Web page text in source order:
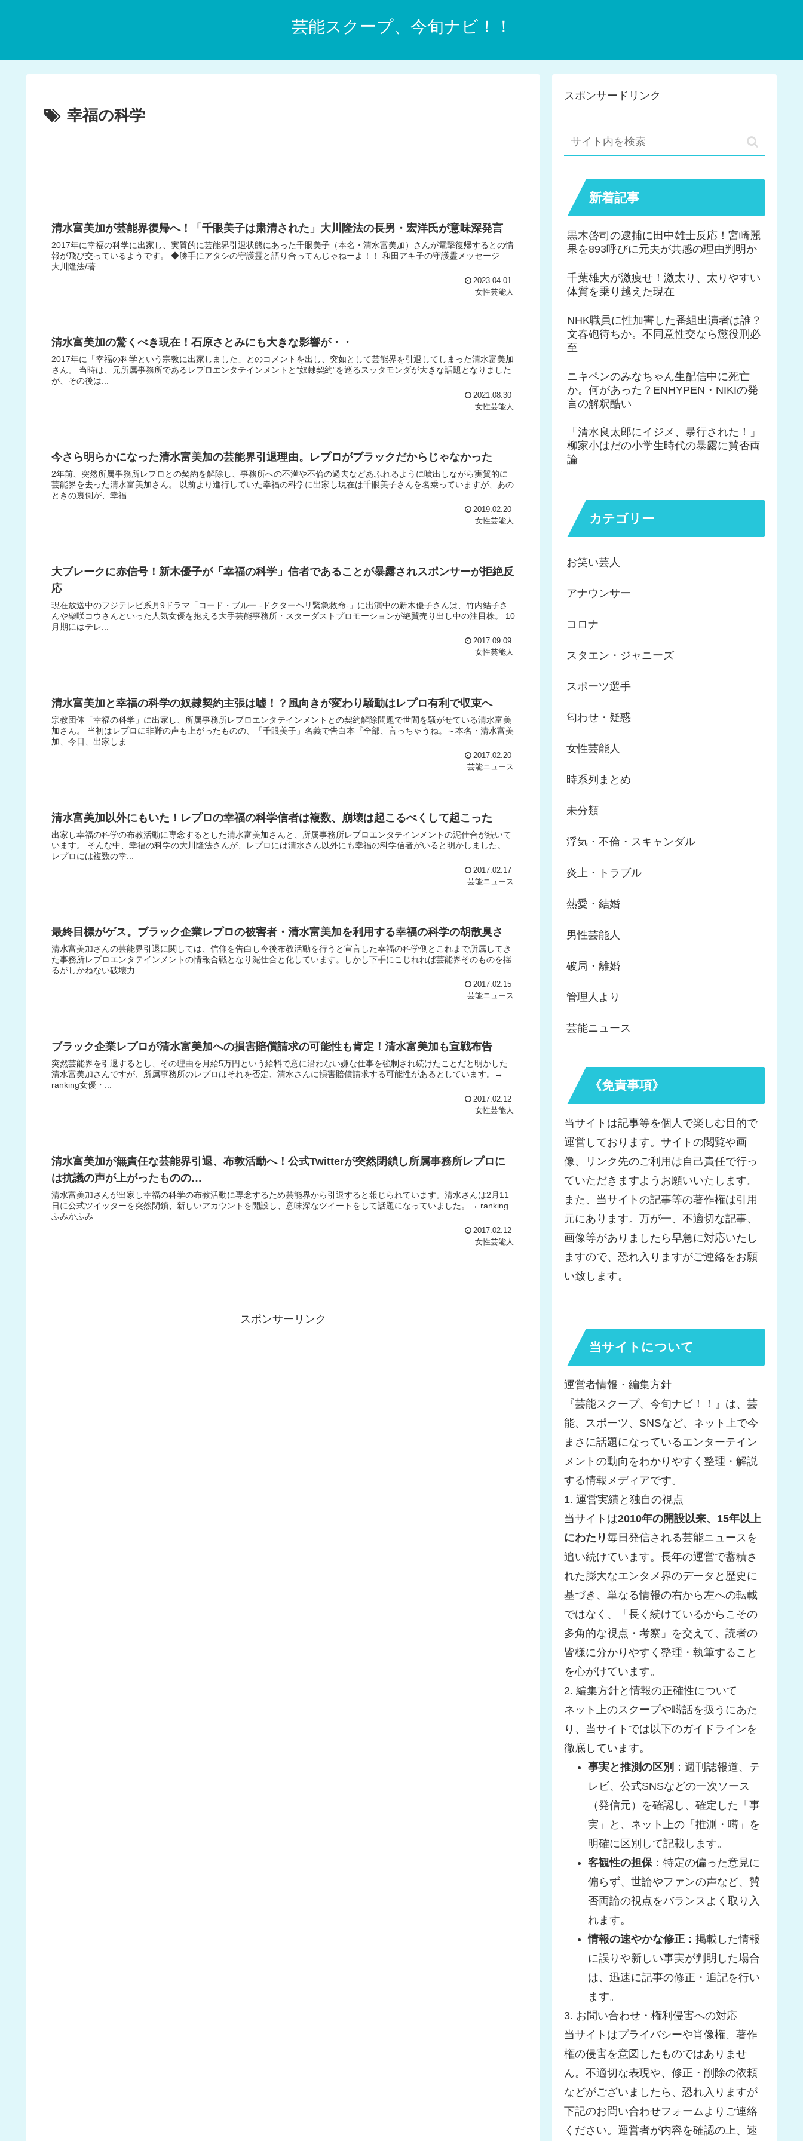
芸能スクープ、今旬ナビ！！
幸福の科学
清水富美加が芸能界復帰へ！「千眼美子は粛清された」大川隆法の長男・宏洋氏が意味深発言
2017年に幸福の科学に出家し、実質的に芸能界引退状態にあった千眼美子（本名・清水富美加）さんが電撃復帰するとの情
報が飛び交っているようです。 ◆勝手にアタシの守護霊と語り合ってんじゃねーよ！！ 和田アキ子の守護霊メッセージ
大川隆法/著 ...
2023.04.01
女性芸能人
清水富美加の驚くべき現在！石原さとみにも大きな影響が・・
2017年に「幸福の科学という宗教に出家しました」とのコメントを出し、突如として芸能界を引退してしまった清水富美加
さん。 当時は、元所属事務所であるレプロエンタテインメントと”奴隷契約”を巡るスッタモンダが大きな話題となりました
が、その後は...
2021.08.30
女性芸能人
今さら明らかになった清水富美加の芸能界引退理由。レプロがブラックだからじゃなかった
2年前、突然所属事務所レプロとの契約を解除し、事務所への不満や不倫の過去などあふれるように噴出しながら実質的に
芸能界を去った清水富美加さん。 以前より進行していた幸福の科学に出家し現在は千眼美子さんを名乗っていますが、あの
ときの裏側が、幸福...
2019.02.20
女性芸能人
大ブレークに赤信号！新木優子が「幸福の科学」信者であることが暴露されスポンサーが拒絶反
応
現在放送中のフジテレビ系月9ドラマ「コード・ブルー -ドクターヘリ緊急救命-」に出演中の新木優子さんは、竹内結子さ
んや柴咲コウさんといった人気女優を抱える大手芸能事務所・スターダストプロモーションが絶賛売り出し中の注目株。 10
月期にはテレ...
2017.09.09
女性芸能人
清水富美加と幸福の科学の奴隷契約主張は嘘！？風向きが変わり騒動はレプロ有利で収束へ
宗教団体「幸福の科学」に出家し、所属事務所レプロエンタテインメントとの契約解除問題で世間を騒がせている清水富美
加さん。 当初はレプロに非難の声も上がったものの、「千眼美子」名義で告白本『全部、言っちゃうね。～本名・清水富美
加、今日、出家しま...
2017.02.20
芸能ニュース
清水富美加以外にもいた！レプロの幸福の科学信者は複数、崩壊は起こるべくして起こった
出家し幸福の科学の布教活動に専念するとした清水富美加さんと、所属事務所レプロエンタテインメントの泥仕合が続いて
います。 そんな中、幸福の科学の大川隆法さんが、レプロには清水さん以外にも幸福の科学信者がいると明かしました。
レプロには複数の幸...
2017.02.17
芸能ニュース
最終目標がゲス。ブラック企業レプロの被害者・清水富美加を利用する幸福の科学の胡散臭さ
清水富美加さんの芸能界引退に関しては、信仰を告白し今後布教活動を行うと宣言した幸福の科学側とこれまで所属してき
た事務所レプロエンタテインメントの情報合戦となり泥仕合と化しています。しかし下手にこじれれば芸能界そのものを揺
るがしかねない破壊力...
2017.02.15
芸能ニュース
ブラック企業レプロが清水富美加への損害賠償請求の可能性も肯定！清水富美加も宣戦布告
突然芸能界を引退するとし、その理由を月給5万円という給料で意に沿わない嫌な仕事を強制され続けたことだと明かした
清水富美加さんですが、所属事務所のレプロはそれを否定、清水さんに損害賠償請求する可能性があるとしています。→
ranking女優・...
2017.02.12
女性芸能人
清水富美加が無責任な芸能界引退、布教活動へ！公式Twitterが突然閉鎖し所属事務所レプロに
は抗議の声が上がったものの…
清水富美加さんが出家し幸福の科学の布教活動に専念するため芸能界から引退すると報じられています。清水さんは2月11
日に公式ツイッターを突然閉鎖、新しいアカウントを開設し、意味深なツイートをして話題になっていました。→ ranking
ふみかふみ...
2017.02.12
女性芸能人
スポンサーリンク
スポンサードリンク
新着記事
黒木啓司の逮捕に田中雄士反応！宮崎麗
果を893呼びに元夫が共感の理由判明か
千葉雄大が激痩せ！激太り、太りやすい
体質を乗り越えた現在
NHK職員に性加害した番組出演者は誰？
文春砲待ちか。不同意性交なら懲役刑必
至
ニキペンのみなちゃん生配信中に死亡
か。何があった？ENHYPEN・NIKIの発
言の解釈酷い
「清水良太郎にイジメ、暴行された！」
柳家小はだの小学生時代の暴露に賛否両
論
カテゴリー
お笑い芸人
アナウンサー
コロナ
スタエン・ジャニーズ
スポーツ選手
匂わせ・疑惑
女性芸能人
時系列まとめ
未分類
浮気・不倫・スキャンダル
炎上・トラブル
熱愛・結婚
男性芸能人
破局・離婚
管理人より
芸能ニュース
《免責事項》
当サイトは記事等を個人で楽しむ目的で
運営しております。サイトの閲覧や画
像、リンク先のご利用は自己責任で行っ
ていただきますようお願いいたします。
また、当サイトの記事等の著作権は引用
元にあります。万が一、不適切な記事、
画像等がありましたら早急に対応いたし
ますので、恐れ入りますがご連絡をお願
い致します。
当サイトについて
運営者情報・編集方針
『芸能スクープ、今旬ナビ！！』は、芸
能、スポーツ、SNSなど、ネット上で今
まさに話題になっているエンターテイン
メントの動向をわかりやすく整理・解説
する情報メディアです。
1. 運営実績と独自の視点
当サイトは2010年の開設以来、15年以上
にわたり毎日発信される芸能ニュースを
追い続けています。長年の運営で蓄積さ
れた膨大なエンタメ界のデータと歴史に
基づき、単なる情報の右から左への転載
ではなく、「長く続けているからこその
多角的な視点・考察」を交えて、読者の
皆様に分かりやすく整理・執筆すること
を心がけています。
2. 編集方針と情報の正確性について
ネット上のスクープや噂話を扱うにあた
り、当サイトでは以下のガイドラインを
徹底しています。
事実と推測の区別 ：週刊誌報道、テ
レビ、公式SNSなどの一次ソース
（発信元）を確認し、確定した「事
実」と、ネット上の「推測・噂」を
明確に区別して記載します。
客観性の担保 ：特定の偏った意見に
偏らず、世論やファンの声など、賛
否両論の視点をバランスよく取り入
れます。
情報の速やかな修正 ：掲載した情報
に誤りや新しい事実が判明した場合
は、迅速に記事の修正・追記を行い
ます。
3. お問い合わせ・権利侵害への対応
当サイトはプライバシーや肖像権、著作
権の侵害を意図したものではありませ
ん。不適切な表現や、修正・削除の依頼
などがございましたら、恐れ入りますが
下記のお問い合わせフォームよりご連絡
ください。運営者が内容を確認の上、速